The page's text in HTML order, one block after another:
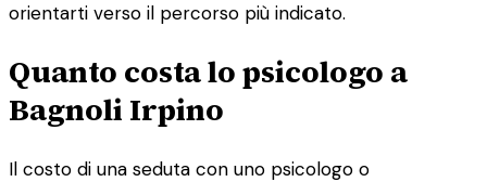
orientarti verso il percorso più indicato.
Quanto costa lo psicologo a
Bagnoli Irpino
Il costo di una seduta con uno psicologo o